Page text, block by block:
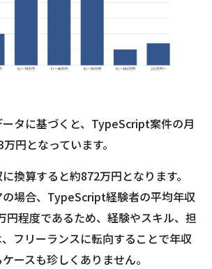
タに基づくと、TypeScript案件の月
円となっています。
換算すると約872万円となります。
の場合、TypeScript経験者の平均年収
円程度であるため、経験やスキル、担
フリーランスに転向することで年収
ースも珍しくありません。